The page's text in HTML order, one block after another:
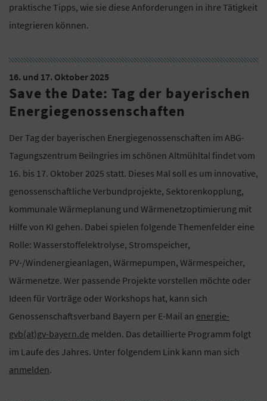
praktische Tipps, wie sie diese Anforderungen in ihre Tätigkeit
integrieren können.
16. und 17. Oktober 2025
Save the Date: Tag der bayerischen
Energiegenossenschaften
Der Tag der bayerischen Energiegenossenschaften im ABG-
Tagungszentrum Beilngries im schönen Altmühltal findet vom
16. bis 17. Oktober 2025 statt. Dieses Mal soll es um innovative,
genossenschaftliche Verbundprojekte, Sektorenkopplung,
kommunale Wärmeplanung und Wärmenetzoptimierung mit
Hilfe von KI gehen. Dabei spielen folgende Themenfelder eine
Rolle: Wasserstoffelektrolyse, Stromspeicher,
PV-/Windenergieanlagen, Wärmepumpen, Wärmespeicher,
Wärmenetze. Wer passende Projekte vorstellen möchte oder
Ideen für Vorträge oder Workshops hat, kann sich
Genossenschaftsverband Bayern per E-Mail an energie-
gvb(at)gv-bayern.de melden. Das detaillierte Programm folgt
im Laufe des Jahres. Unter folgendem Link kann man sich
anmelden.